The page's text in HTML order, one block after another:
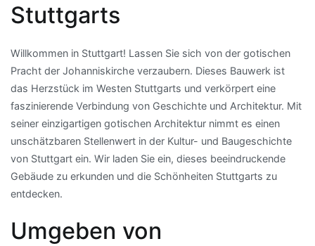
Stuttgarts
Willkommen in Stuttgart! Lassen Sie sich von der gotischen
Pracht der Johanniskirche verzaubern. Dieses Bauwerk ist
das Herzstück im Westen Stuttgarts und verkörpert eine
faszinierende Verbindung von Geschichte und Architektur. Mit
seiner einzigartigen gotischen Architektur nimmt es einen
unschätzbaren Stellenwert in der Kultur- und Baugeschichte
von Stuttgart ein. Wir laden Sie ein, dieses beeindruckende
Gebäude zu erkunden und die Schönheiten Stuttgarts zu
entdecken.
Umgeben von